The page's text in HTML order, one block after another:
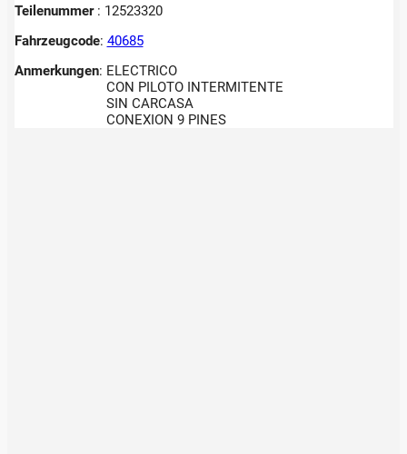
Teilenummer : 12523320
Fahrzeugcode: 40685
Anmerkungen: ELECTRICO
CON PILOTO INTERMITENTE
SIN CARCASA
CONEXION 9 PINES